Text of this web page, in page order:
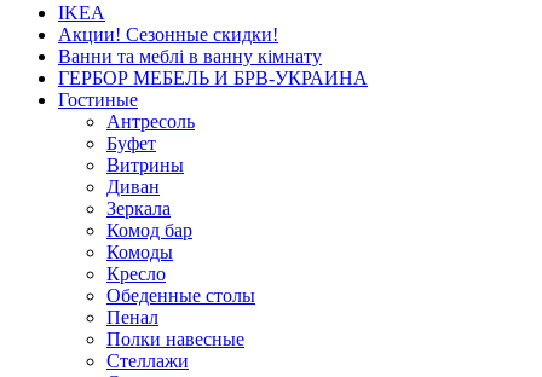
IKEA
Акции! Сезонные скидки!
Ванни та меблі в ванну кімнату
ГЕРБОР МЕБЕЛЬ И БРВ-УКРАИНА
Гостиные
Антресоль
Буфет
Витрины
Диван
Зеркала
Комод бар
Комоды
Кресло
Обеденные столы
Пенал
Полки навесные
Стеллажи